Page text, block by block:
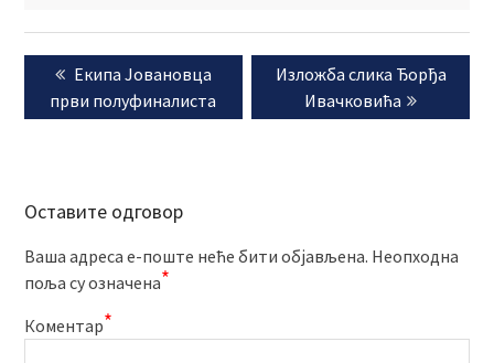
Кретање
чланкаPrevious
post:
Екипа Јовановца
први полуфиналиста
Next
post:
Изложба слика Ђорђа
Ивачковића
Оставите одговор
Ваша адреса е-поште неће бити објављена. Неопходна
поља су означена*
Коментар*